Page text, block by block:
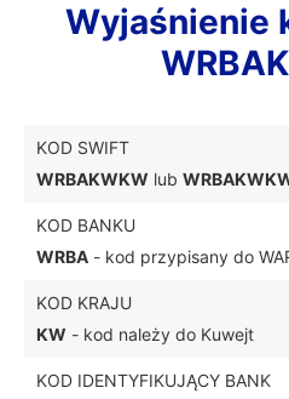
Wyjaśnienie
KOD SWIFT
WRBAKWKW lub
KOD BANKU
WRBA - kod przypisany do
KOD KRAJU
KW - kod należy do Kuwejt
KOD IDENTYFIKUJĄCY BANK